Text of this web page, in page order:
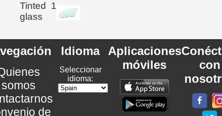
Tinted
glass
1
somos
de
Idioma
Seleccionar
idioma:
Aplicaciones
móviles
con